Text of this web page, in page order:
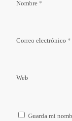
Nombre *
Correo electrónico *
Web
Guarda mi